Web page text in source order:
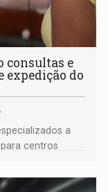
consultas e
expedição do
a
centros